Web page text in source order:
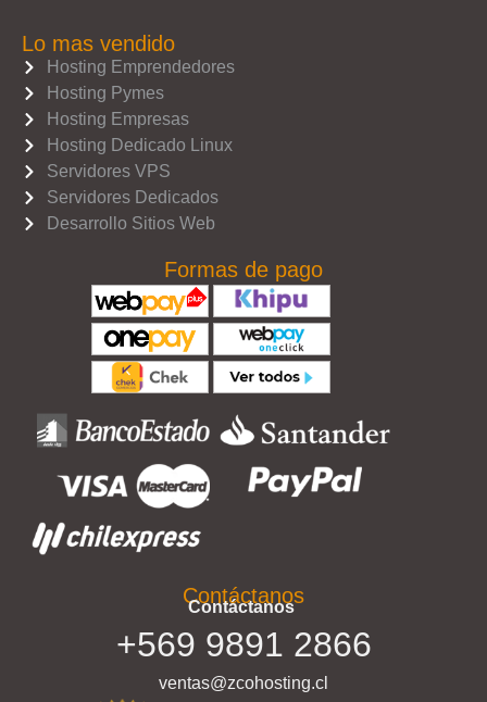
Lo mas vendido
Hosting Emprendedores
Hosting Pymes
Hosting Empresas
Hosting Dedicado Linux
Servidores VPS
Servidores Dedicados
Desarrollo Sitios Web
Formas de pago
Contáctanos
Contáctanos
+569 9891 2866
ventas@zcohosting.cl